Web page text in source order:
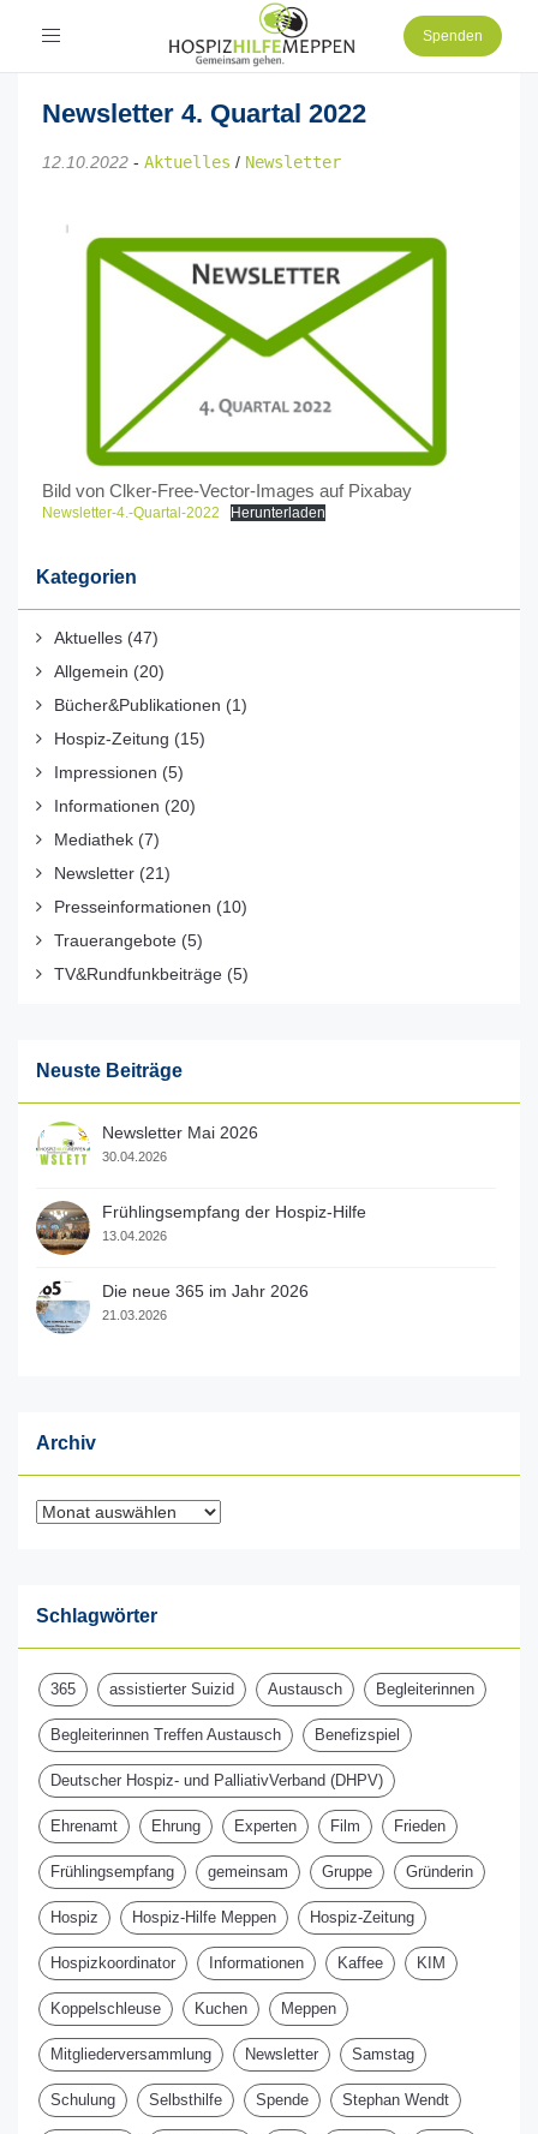
Toggle
Spenden
Newsletter 4. Quartal 2022
12.10.2022 - Aktuelles / Newsletter
Bild von Clker-Free-Vector-Images auf Pixabay
Newsletter-4.-Quartal-2022 Herunterladen
Kategorien
Aktuelles (47)
Allgemein (20)
Bücher&Publikationen (1)
Hospiz-Zeitung (15)
Impressionen (5)
Informationen (20)
Mediathek (7)
Newsletter (21)
Presseinformationen (10)
Trauerangebote (5)
TV&Rundfunkbeiträge (5)
Neuste Beiträge
Newsletter Mai 2026
30.04.2026
Frühlingsempfang der Hospiz-Hilfe
13.04.2026
Die neue 365 im Jahr 2026
21.03.2026
Archiv
Archiv
Schlagwörter
365 assistierter Suizid Austausch Begleiterinnen
Begleiterinnen Treffen Austausch Benefizspiel
Deutscher Hospiz- und PalliativVerband (DHPV)
Ehrenamt Ehrung Experten Film Frieden
Frühlingsempfang gemeinsam Gruppe Gründerin
Hospiz Hospiz-Hilfe Meppen Hospiz-Zeitung
Hospizkoordinator Informationen Kaffee KIM
Koppelschleuse Kuchen Meppen
Mitgliederversammlung Newsletter Samstag
Schulung Selbsthilfe Spende Stephan Wendt